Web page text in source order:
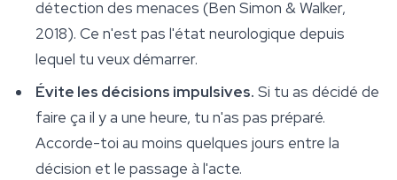
détection des menaces (Ben Simon & Walker,
2018). Ce n'est pas l'état neurologique depuis
lequel tu veux démarrer.
Évite les décisions impulsives. Si tu as décidé de
faire ça il y a une heure, tu n'as pas préparé.
Accorde-toi au moins quelques jours entre la
décision et le passage à l'acte.